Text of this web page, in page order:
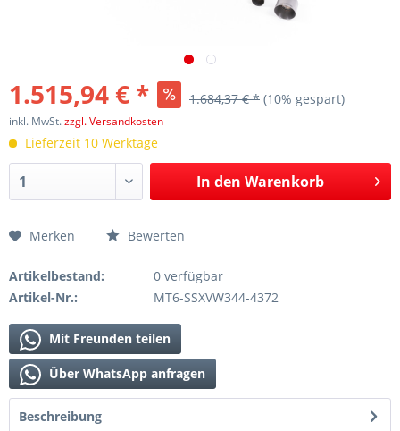
1.515,94 € * 1.684,37 € * (10% gespart)
inkl. MwSt.zzgl. Versandkosten
Lieferzeit 10 Werktage
In den Warenkorb
Merken Bewerten
Artikelbestand:
0 verfügbar
Artikel-Nr.:
MT6-SSXVW344-4372
Mit Freunden teilen
Über WhatsApp anfragen
Beschreibung